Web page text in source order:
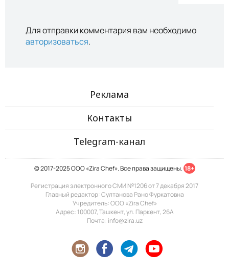
Для отправки комментария вам необходимо
авторизоваться.
Реклама
Контакты
Telegram-канал
© 2017-2025 ООО «Zira Chef». Все права защищены. 18+
Регистрация электронного СМИ №1206 от 7 декабря 2017
Главный редактор: Султанова Рано Фуркатовна
Учредитель: ООО «Zira Chef»
Адрес: 100007, Ташкент, ул. Паркент, 26А
Почта: info@zira.uz